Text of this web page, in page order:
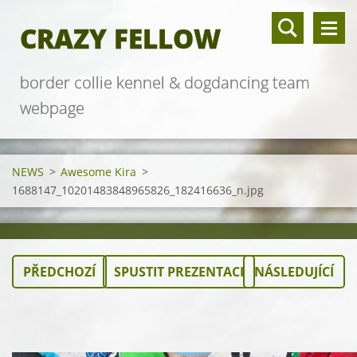
CRAZY FELLOW
border collie kennel & dogdancing team
webpage
NEWS > Awesome Kira >
1688147_10201483848965826_182416636_n.jpg
PŘEDCHOZÍ SPUSTIT PREZENTACI NÁSLEDUJÍCÍ